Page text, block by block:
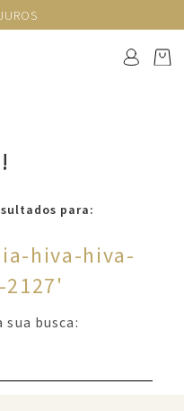
para:
hiva-hiva-
'
busca: